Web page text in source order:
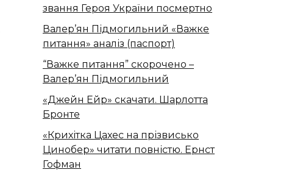
звання Героя України посмертно
Валер’ян Підмогильний «Важке
питання» аналіз (паспорт)
“Важке питання” скорочено –
Валер’ян Підмогильний
«Джейн Ейр» скачати. Шарлотта
Бронте
«Крихітка Цахес на прізвисько
Цинобер» читати повністю. Ернст
Гофман